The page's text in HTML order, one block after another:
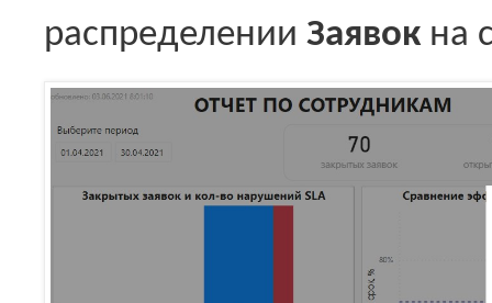
распределении Заявок на